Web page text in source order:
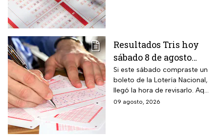
Resultados Tris hoy
sábado 8 de agosto
2026: consulta los
números ganadores
de la Lotería Nacional
Si este sábado compraste un
boleto de la Lotería Nacional,
llegó la hora de revisarlo. Aquí
te contamos los resultados
09 agosto, 2026